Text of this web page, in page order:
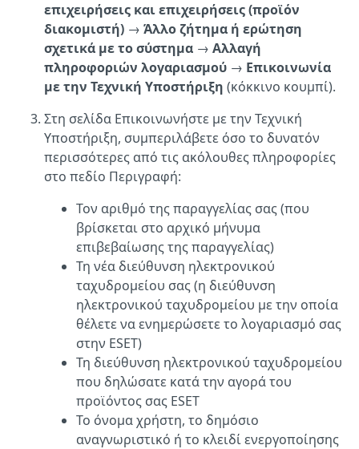
επιχειρήσεις και επιχειρήσεις (προϊόν
διακομιστή) → Άλλο ζήτημα ή ερώτηση
σχετικά με το σύστημα → Αλλαγή
πληροφοριών λογαριασμού → Επικοινωνία
με την Τεχνική Υποστήριξη (κόκκινο κουμπί).
Στη σελίδα Επικοινωνήστε με την Τεχνική
Υποστήριξη, συμπεριλάβετε όσο το δυνατόν
περισσότερες από τις ακόλουθες πληροφορίες
στο πεδίο Περιγραφή:
Τον αριθμό της παραγγελίας σας (που
βρίσκεται στο αρχικό μήνυμα
επιβεβαίωσης της παραγγελίας)
Τη νέα διεύθυνση ηλεκτρονικού
ταχυδρομείου σας (η διεύθυνση
ηλεκτρονικού ταχυδρομείου με την οποία
θέλετε να ενημερώσετε το λογαριασμό σας
στην ESET)
Τη διεύθυνση ηλεκτρονικού ταχυδρομείου
που δηλώσατε κατά την αγορά του
προϊόντος σας ESET
Το όνομα χρήστη, το δημόσιο
αναγνωριστικό ή το κλειδί ενεργοποίησης